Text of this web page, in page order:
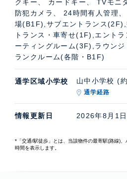
クキー、 カードキー、 TVモニ
防犯カメラ、 24時間有人管理
場(B1F),サブエントランス(2F),
トランス・車寄せ(1F),エント
ーティングルーム(3F),ラウン
ランクルーム(各階・B1F)
通学区域小学校 山中小学校 (
通学経路
情報更新日 2026年8月1日
*「交通/駅徒歩」とは、当該物件の最寄駅(路線)
時間を表示します。